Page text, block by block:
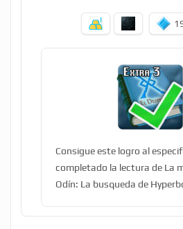
Consigue este logro al
completado la lectura de La
Odín: La busqueda de